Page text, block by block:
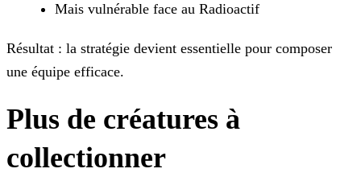
Mais vulnérable face au Radioactif
Résultat : la stratégie devient essentielle pour composer
une équipe efficace.
Plus de créatures à
collectionner